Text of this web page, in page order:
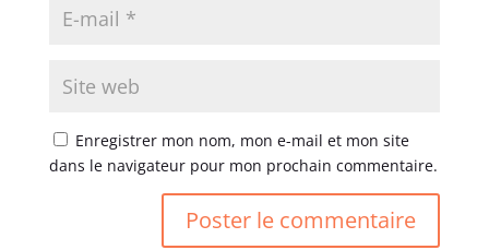
Enregistrer mon nom, mon e-mail et mon site
dans le navigateur pour mon prochain commentaire.